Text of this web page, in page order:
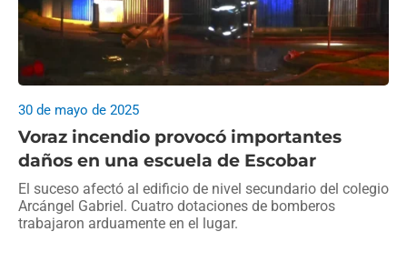
Voraz incendio provocó importantes
daños en una escuela de Escobar
30 de mayo de 2025
El suceso afectó al edificio de nivel secundario del colegio
Arcángel Gabriel. Cuatro dotaciones de bomberos
trabajaron arduamente en el lugar.